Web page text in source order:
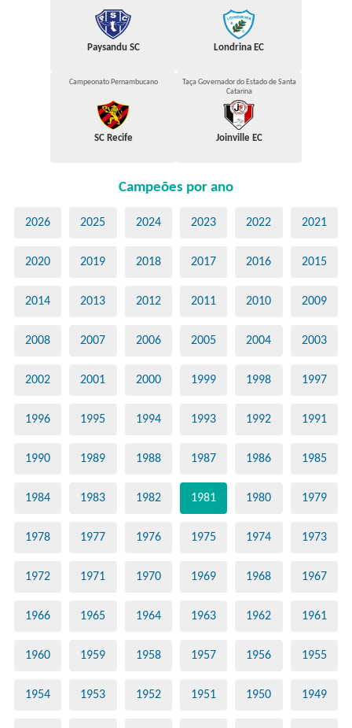
Paysandu SC Londrina EC
Campeonato Pernambucano
SC Recife
Taça Governador do Estado de Santa
Catarina
Joinville EC
Campeões por ano
2026 2025 2024 2023 2022 2021
2020 2019 2018 2017 2016 2015
2014 2013 2012 2011 2010 2009
2008 2007 2006 2005 2004 2003
2002 2001 2000 1999 1998 1997
1996 1995 1994 1993 1992 1991
1990 1989 1988 1987 1986 1985
1984 1983 1982 1981 1980 1979
1978 1977 1976 1975 1974 1973
1972 1971 1970 1969 1968 1967
1966 1965 1964 1963 1962 1961
1960 1959 1958 1957 1956 1955
1954 1953 1952 1951 1950 1949